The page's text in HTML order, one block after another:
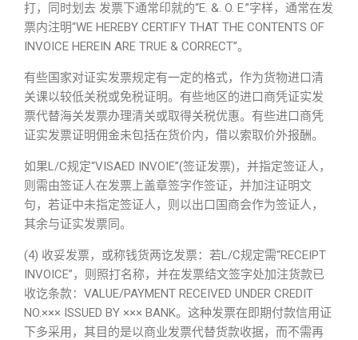
打，同时划去 发票下通常印就的“E. &. O. E.”字样，通常在发
票内注明“WE HEREBY CERTIFY THAT THE CONTENTS OF
INVOICE HEREIN ARE TRUE & CORRECT”。
有些国家对证实发票规定有一定的格式，作为货物进口清
关课以较低关税或免税证明。有些地区的进口商凭证实发
票代替海关发票办理清关或取得关税优惠。有些进口商凭
证实发票证明佣金未包括在货价内，借以索取价外报酬。
如果L/C规定“VISAED INVOIE”(签证发票)，并指定签证人，
则需由签证人在发票上盖章签字作签证，并加注证明文
句，若证中未指定签证人，则以出口国商会作为签证人，
其余与证实发票同。
(4) 收妥发票，或称钱货两讫发票：若L/C规定需“RECEIPT
INVOICE”，则照打名称，并在发票结文签字处加注货款已
收讫条款：VALUE/PAYMENT RECEIVED UNDER CREDIT
NO.××× ISSUED BY ××× BANK。这种发票在即期付款信用证
下多采用，其目的是以商业发票代替货款收据，而不需再